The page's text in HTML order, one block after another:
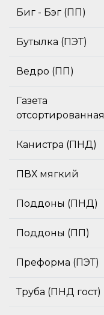
Биг - Бэг (ПП)
Бутылка (ПЭТ)
Ведро (ПП)
Газета
отсортированная
Канистра (ПНД)
ПВХ мягкий
Поддоны (ПНД)
Поддоны (ПП)
Преформа (ПЭТ)
Труба (ПНД гост)